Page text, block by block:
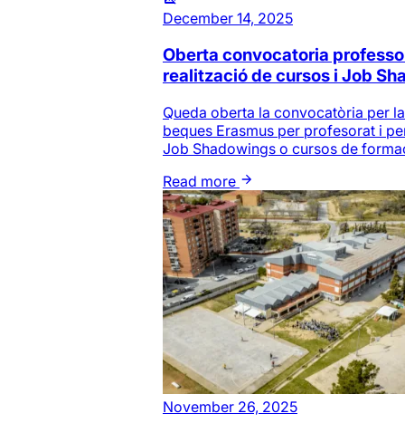
December 14, 2025
Oberta convocatoria
realització de cursos i Job
Queda oberta la convocatòria per
beques Erasmus per profesorat i
Job Shadowings o cursos de
Read more
November 26, 2025